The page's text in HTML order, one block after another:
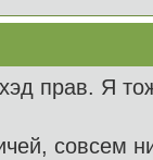
прав. Я
совсем